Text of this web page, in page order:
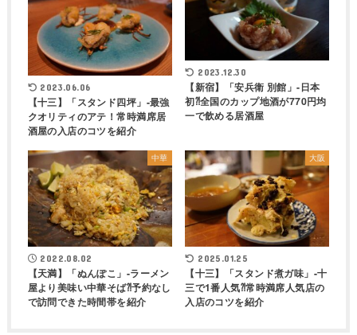
2023.06.06
【十三】「スタンド四坪」-最強
クオリティのアテ！常時満席居
酒屋の入店のコツを紹介
2023.12.30
【新宿】「安兵衛 別館」-日本
初⁈全国のカップ地酒が770円均
一で飲める居酒屋
中華
2022.08.02
【天満】「ぬんぽこ」-ラーメン
屋より美味い中華そば⁈予約なし
で訪問できた時間帯を紹介
大阪
2025.01.25
【十三】「スタンド煮ガ味」-十
三で1番人気⁈常時満席人気店の
入店のコツを紹介